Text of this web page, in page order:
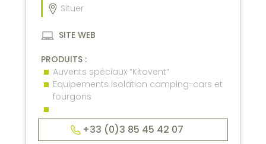
Situer
SITE WEB
PRODUITS :
Auvents spéciaux “Kitovent“
Equipements isolation camping-cars et
fourgons
+33 (0)3 85 45 42 07